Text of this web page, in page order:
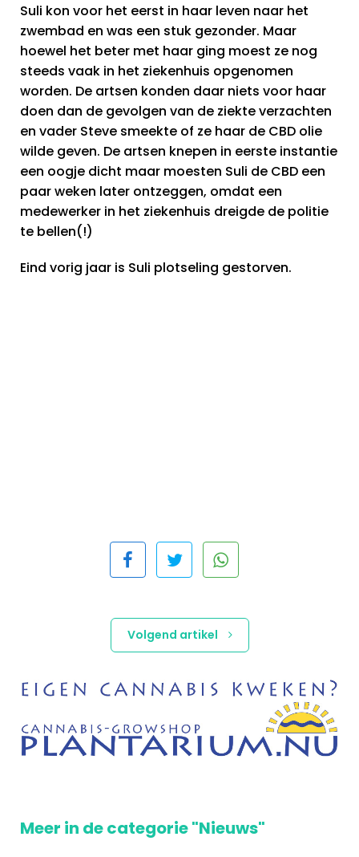
Suli kon voor het eerst in haar leven naar het
zwembad en was een stuk gezonder. Maar
hoewel het beter met haar ging moest ze nog
steeds vaak in het ziekenhuis opgenomen
worden. De artsen konden daar niets voor haar
doen dan de gevolgen van de ziekte verzachten
en vader Steve smeekte of ze haar de CBD olie
wilde geven. De artsen knepen in eerste instantie
een oogje dicht maar moesten Suli de CBD een
paar weken later ontzeggen, omdat een
medewerker in het ziekenhuis dreigde de politie
te bellen(!)
Eind vorig jaar is Suli plotseling gestorven.
Volgend artikel
Meer in de categorie "Nieuws"